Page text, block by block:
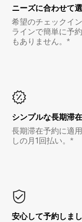
ニーズに合わせて
希望のチェックイ
ラインで簡単に予
もありません。*
シンプルな長期滞
長期滞在予約に適
しの月1回払い。*
安心して予約しま